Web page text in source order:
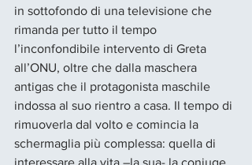
in sottofondo di una televisione che
rimanda per tutto il tempo
l’inconfondibile intervento di Greta
all’ONU, oltre che dalla maschera
antigas che il protagonista maschile
indossa al suo rientro a casa. Il tempo di
rimuoverla dal volto e comincia la
schermaglia più complessa: quella di
interessare alla vita –la sua- la coniuge,